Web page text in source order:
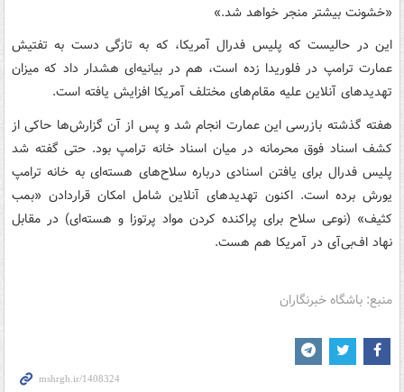
«خشونت بیشتر منجر خواهد شد.»
این در حالیست که پلیس فدرال آمریکا، که به تازگی دست به تفتیش
عمارت ترامپ در فلوریدا زده است، هم در بیانیه‌ای هشدار داد که میزان
تهدیدهای آنلاین علیه مقام‌های مختلف آمریکا افزایش یافته است.
هفته گذشته بازرسی این عمارت انجام شد و پس از آن گزارش‌ها حاکی از
کشف اسناد فوق محرمانه در میان اسناد خانه ترامپ بود. حتی گفته شد
پلیس فدرال برای یافتن اسنادی درباره سلاح‌های هسته‌ای به خانه ترامپ
یورش برده است. اکنون تهدیدهای آنلاین شامل امکان قراردادن «بمب
کثیف» (نوعی سلاح برای پراکنده کردن مواد پرتوزا و هسته‌ای) در مقابل
نهاد اف‌بی‌آی در آمریکا هم هست.
منبع: باشگاه خبرنگاران